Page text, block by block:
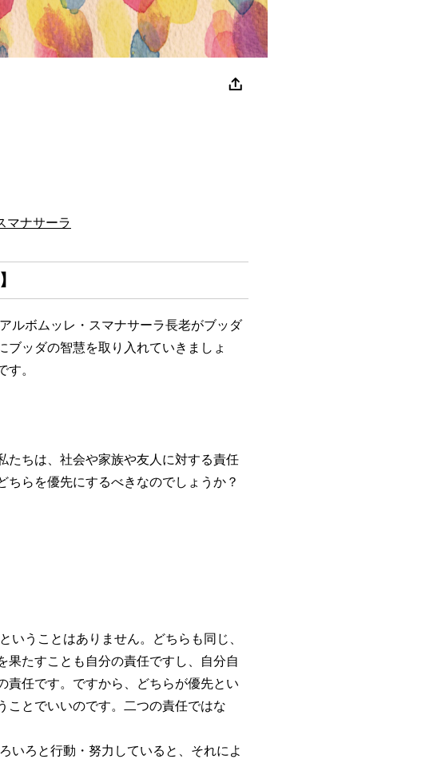
マナサーラ
ルボムッレ・スマナサーラ長老がブッダ
ッダの智慧を取り入れていきましょ
。
たちは、社会や家族や友人に対する責任
らを優先にするべきなのでしょうか？
うことはありません。どちらも同じ、
たすことも自分の責任ですし、自分自
責任です。ですから、どちらが優先とい
ことでいいのです。二つの責任ではな
ろと行動・努力していると、それによ